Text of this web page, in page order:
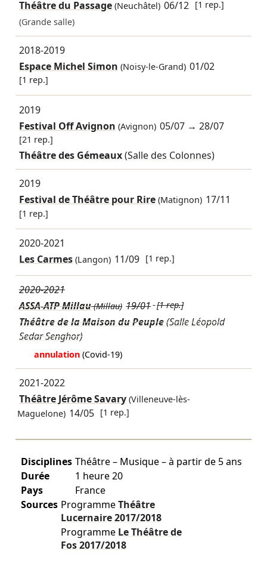
Théâtre du Passage(Neuchâtel) 06/12 [1 rep.]
(Grande salle)
2018-2019
Espace Michel Simon (Noisy-le-Grand) 01/02
[1 rep.]
2019
Festival Off Avignon (Avignon) 05/07 →28/07
[21 rep.]
Théâtre des Gémeaux(Salle des Colonnes)
2019
Festival de Théâtre pour Rire(Matignon) 17/11
[1 rep.]
2020-2021
Les Carmes(Langon) 11/09 [1 rep.]
2020-2021
ASSA-ATP Millau(Millau) 19/01 [1 rep.]
Théâtre de la Maison du Peuple(Salle Léopold
Sedar Senghor)
annulation (Covid-19)
2021-2022
Théâtre Jérôme Savary(Villeneuve-lès-
Maguelone) 14/05 [1 rep.]
Disciplines Théâtre – Musique – à partir de 5 ans
Durée
1 heure 20
Pays
France
Sources ProgrammeThéâtre
Lucernaire2017/2018
Programme Le Théâtre de
Fos2017/2018